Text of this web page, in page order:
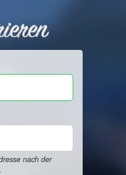
nach der